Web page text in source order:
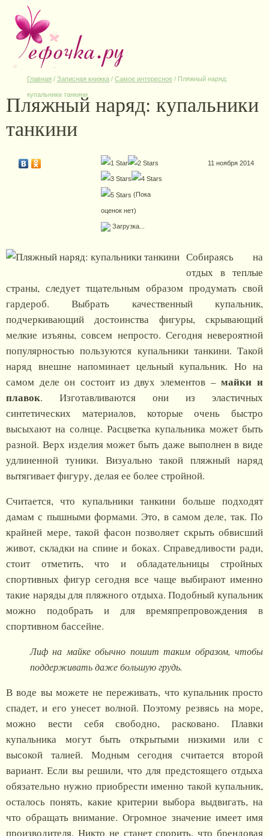
Главная / Записная книжка / Самое интересное / Пляжный наряд:
купальники танкини
Пляжный наряд: купальники
танкини
(Пока
оценок нет)
Загрузка...
11 ноября 2014
Собираясь на
отдых в теплые
страны, следует тщательным образом продумать свой
гардероб. Выбрать качественный купальник,
подчеркивающий достоинства фигуры, скрывающий
мелкие изъяны, совсем непросто. Сегодня невероятной
популярностью пользуются купальники танкини. Такой
наряд внешне напоминает цельный купальник. Но на
самом деле он состоит из двух элементов –майки и
плавок. Изготавливаются они из эластичных
синтетических материалов, которые очень быстро
высыхают на солнце. Расцветка купальника может быть
разной. Верх изделия может быть даже выполнен в виде
удлиненной туники. Визуально такой пляжный наряд
вытягивает фигуру, делая ее более стройной.
Считается, что купальники танкини больше подходят
дамам с пышными формами. Это, в самом деле, так. По
крайней мере, такой фасон позволяет скрыть обвисший
живот, складки на спине и боках. Справедливости ради,
стоит отметить, что и обладательницы стройных
спортивных фигур сегодня все чаще выбирают именно
такие наряды для пляжного отдыха. Подобный купальник
можно подобрать и для времяпрепровождения в
спортивном бассейне.
Лиф на майке обычно пошит таким образом, чтобы
поддерживать даже большую грудь.
В воде вы можете не переживать, что купальник просто
спадет, и его унесет волной. Поэтому резвясь на море,
можно вести себя свободно, расковано. Плавки
купальника могут быть открытыми низкими или с
высокой талией. Модным сегодня считается второй
вариант. Если вы решили, что для предстоящего отдыха
обязательно нужно приобрести именно такой купальник,
осталось понять, какие критерии выбора выдвигать, на
что обращать внимание. Огромное значение имеет имя
производителя. Никто не станет спорить, что брендовая